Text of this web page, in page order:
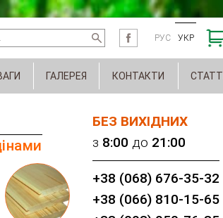
РУС УКР
ГАЛЕРЕЯ КОНТАКТИ СТАТТІ
БЕЗ ВИХІДНИХ
з 8:00 до 21:00
+38 (068) 676-35-32
+38 (066) 810-15-65